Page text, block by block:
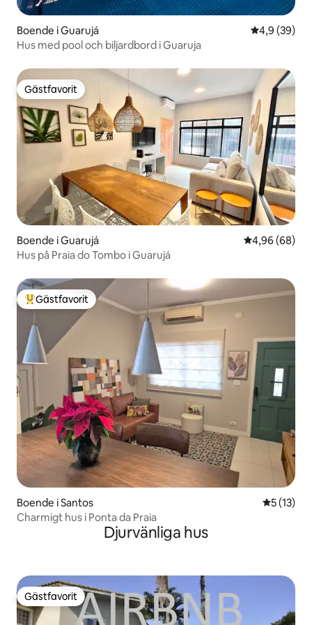
Boende i Guarujá 4,9 av 5 i
4,9 (39)
Hus med pool och biljardbord i Guaruja
Gästfavorit
Gästfavorit
Boende i Guarujá 4,96 av 5 i
4,96 (68)
Hus på Praia do Tombo i Guarujá
Populär gästfavorit
Gästfavorit
Boende i Santos 5 av 5 i
5 (13)
Charmigt hus i Ponta da Praia
Djurvänliga hus
Gästfavorit
Gästfavorit